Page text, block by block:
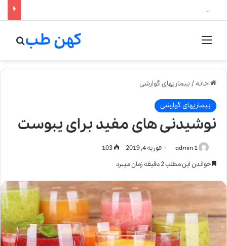
منو کهن طب
خانه/ بیماریهای گوارشی
بیماریهای گوارشی
نوشیدنی های مفید برای یبوست
admin 1 فوریه 4, 2019
خواندن این مطلب 2 دقیقه زمان میبرد